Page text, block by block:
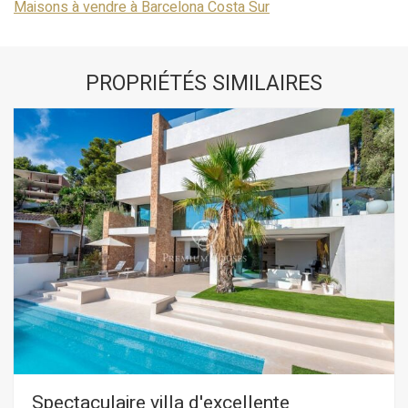
Maisons à vendre à Barcelona Costa Sur
PROPRIÉTÉS SIMILAIRES